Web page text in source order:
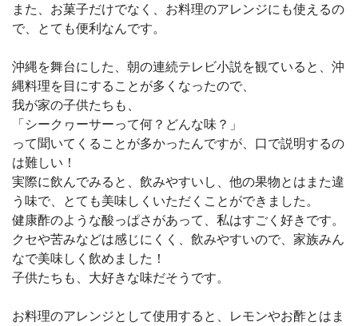
また、お菓子だけでなく、お料理のアレンジにも使えるの
で、とても便利なんです。
沖縄を舞台にした、朝の連続テレビ小説を観ていると、沖
縄料理を目にすることが多くなったので、
我が家の子供たちも、
「シークヮーサーって何？どんな味？」
って聞いてくることが多かったんですが、口で説明するの
は難しい！
実際に飲んでみると、飲みやすいし、他の果物とはまた違
う味で、とても美味しくいただくことができました。
健康酢のような酸っぱさがあって、私はすごく好きです。
クセや苦みなどは感じにくく、飲みやすいので、家族みん
なで美味しく飲めました！
子供たちも、大好きな味だそうです。
お料理のアレンジとして使用すると、レモンやお酢とはま